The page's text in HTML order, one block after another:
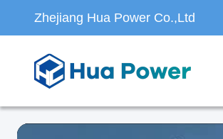
Zhejiang Hua Power Co.,Ltd